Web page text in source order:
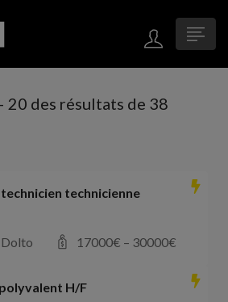
20 des résultats de 38
technicienne
Dolto
17000€ – 30000€
H/F